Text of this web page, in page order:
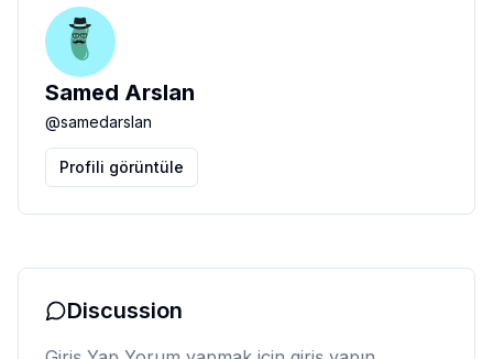
Samed Arslan
@samedarslan
Profili görüntüle
Discussion